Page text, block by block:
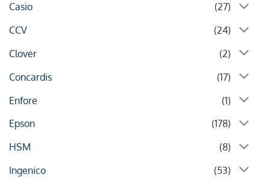
Casio
(27)
CCV
(24)
Clover
(2)
Concardis
(17)
Enfore
(1)
Epson
(178)
HSM
(8)
Ingenico
(53)